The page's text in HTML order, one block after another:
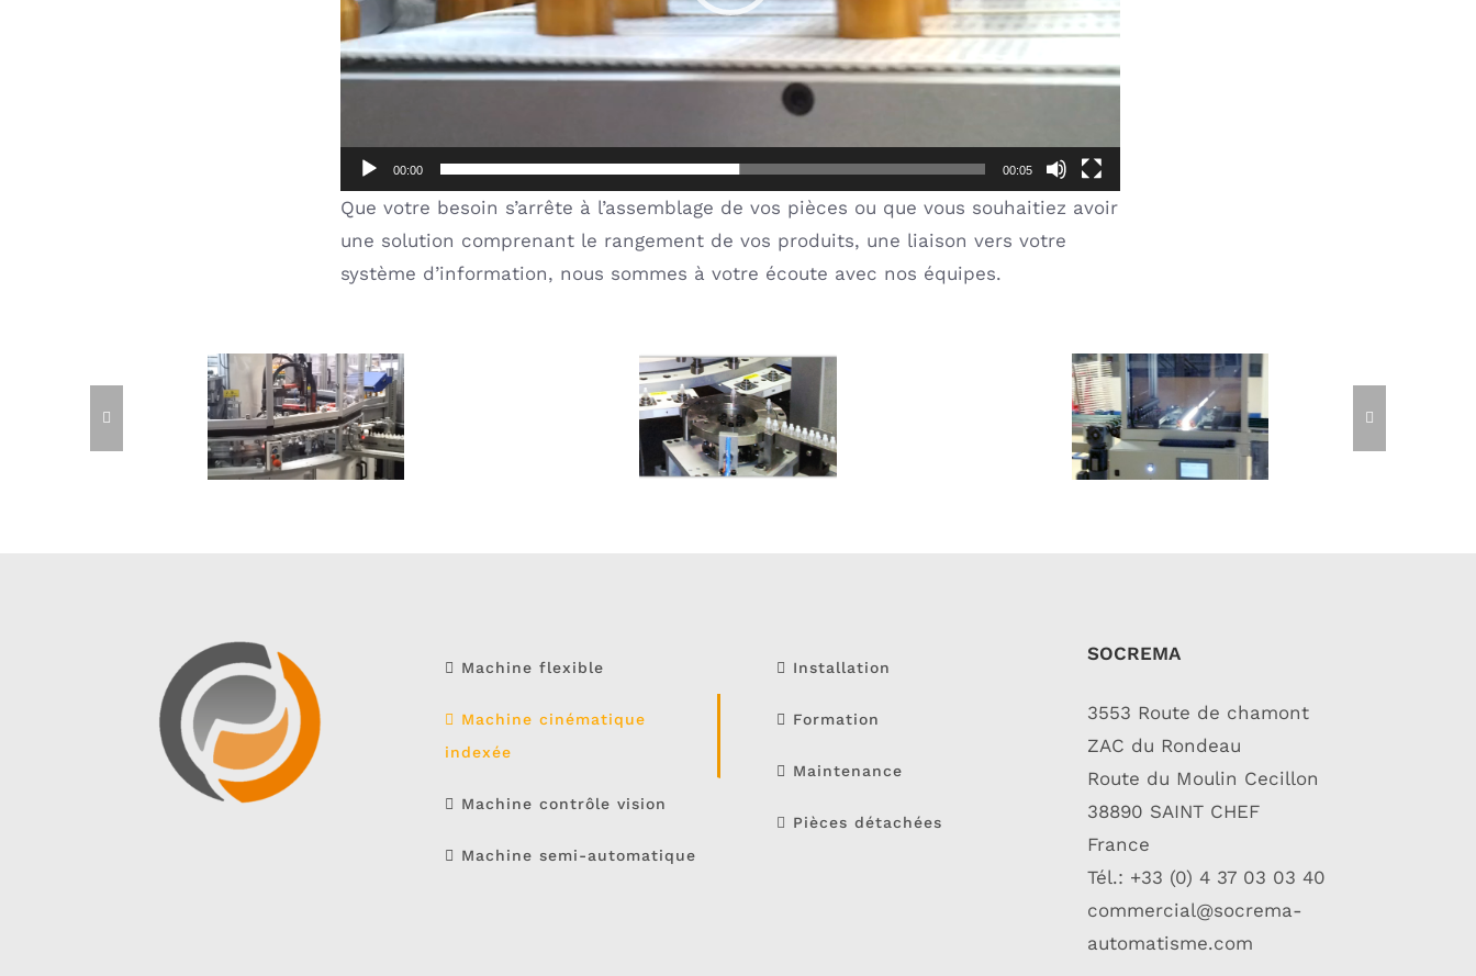
00:00 00:05
Que votre besoin s’arrête à l’assemblage de vos pièces ou que vous souhaitiez avoir
une solution comprenant le rangement de vos produits, une liaison vers votre
système d’information, nous sommes à votre écoute avec nos équipes.
Machine flexible
Machine cinématique
indexée
Machine contrôle vision
Machine semi-automatique
Installation
Formation
Maintenance
Pièces détachées
SOCREMA
3553 Route de chamont
ZAC du Rondeau
Route du Moulin Cecillon
38890 SAINT CHEF
France
Tél.: +33 (0) 4 37 03 03 40
commercial@socrema-
automatisme.com